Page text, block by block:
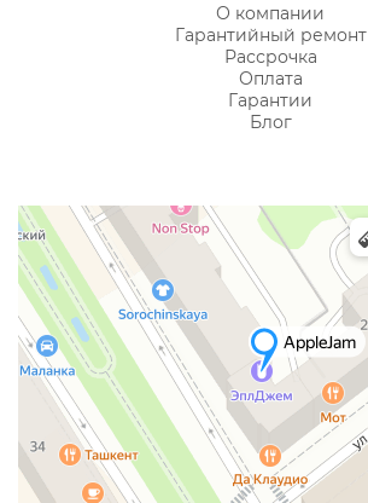
О компании
Гарантийный ремонт
Рассрочка
Оплата
Гарантии
Блог